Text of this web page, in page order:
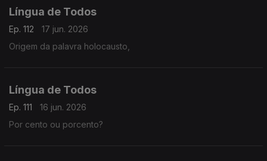
Língua de Todos
Ep. 112
17 jun. 2026
Origem da palavra holocausto,
Língua de Todos
Ep. 111
16 jun. 2026
Por cento ou porcento?